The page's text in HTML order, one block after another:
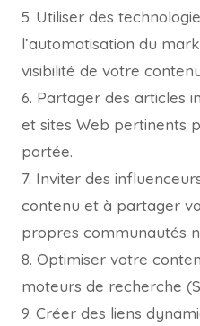
5. Utiliser des
l’automatisation du
visibilité de votre
6. Partager des articles
et sites Web pertinents
portée.
7. Inviter des
contenu et à partager
propres communautés
8. Optimiser votre
moteurs de recherche
9. Créer des liens